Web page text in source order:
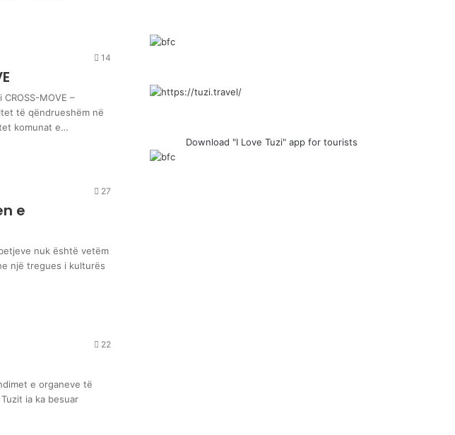
14
CROSS-MOVE –
të qëndrueshëm në
komunat e…
27
e
nuk është vetëm
një tregues i kulturës
22
e organeve të
ia ka besuar
Download "I Love Tuzi" app for tourists